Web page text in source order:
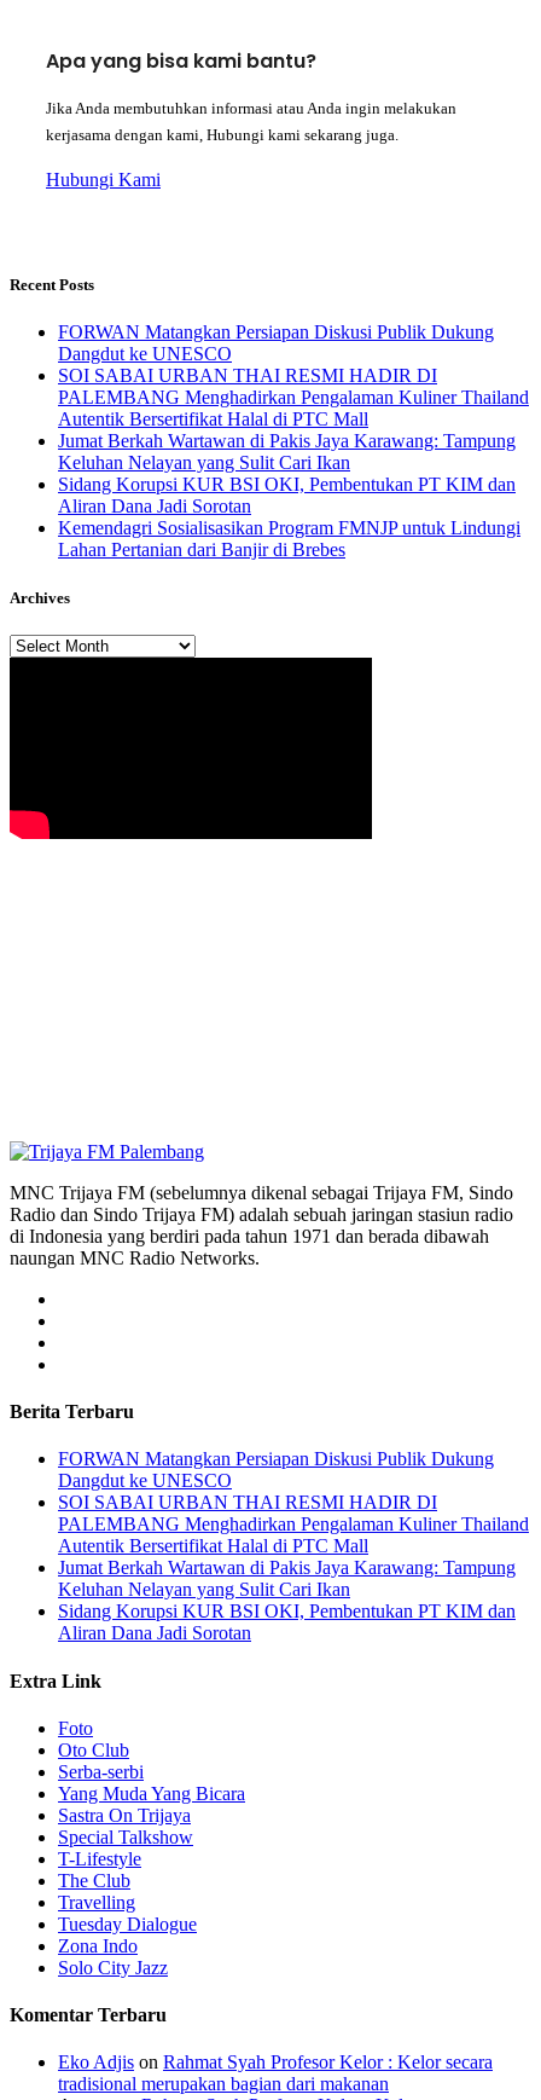
Apa yang bisa kami bantu?
Jika Anda membutuhkan informasi atau Anda ingin melakukan
kerjasama dengan kami, Hubungi kami sekarang juga.
Hubungi Kami
Recent Posts
FORWAN Matangkan Persiapan Diskusi Publik Dukung
Dangdut ke UNESCO
SOI SABAI URBAN THAI RESMI HADIR DI
PALEMBANG Menghadirkan Pengalaman Kuliner Thailand
Autentik Bersertifikat Halal di PTC Mall
Jumat Berkah Wartawan di Pakis Jaya Karawang: Tampung
Keluhan Nelayan yang Sulit Cari Ikan
Sidang Korupsi KUR BSI OKI, Pembentukan PT KIM dan
Aliran Dana Jadi Sorotan
Kemendagri Sosialisasikan Program FMNJP untuk Lindungi
Lahan Pertanian dari Banjir di Brebes
Archives
Archives
MNC Trijaya FM (sebelumnya dikenal sebagai Trijaya FM, Sindo
Radio dan Sindo Trijaya FM) adalah sebuah jaringan stasiun radio
di Indonesia yang berdiri pada tahun 1971 dan berada dibawah
naungan MNC Radio Networks.
Berita Terbaru
FORWAN Matangkan Persiapan Diskusi Publik Dukung
Dangdut ke UNESCO
SOI SABAI URBAN THAI RESMI HADIR DI
PALEMBANG Menghadirkan Pengalaman Kuliner Thailand
Autentik Bersertifikat Halal di PTC Mall
Jumat Berkah Wartawan di Pakis Jaya Karawang: Tampung
Keluhan Nelayan yang Sulit Cari Ikan
Sidang Korupsi KUR BSI OKI, Pembentukan PT KIM dan
Aliran Dana Jadi Sorotan
Extra Link
Foto
Oto Club
Serba-serbi
Yang Muda Yang Bicara
Sastra On Trijaya
Special Talkshow
T-Lifestyle
The Club
Travelling
Tuesday Dialogue
Zona Indo
Solo City Jazz
Komentar Terbaru
Eko Adjis on Rahmat Syah Profesor Kelor : Kelor secara
tradisional merupakan bagian dari makanan